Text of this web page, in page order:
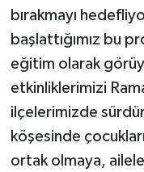
bırakmayı
başlattığımız bu
eğitim olarak
etkinliklerimizi
ilçelerimizde
köşesinde
ortak olmaya,